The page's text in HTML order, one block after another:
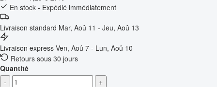
En stock - Expédié immédiatement
Livraison standard Mar, Aoû 11 - Jeu, Aoû 13
Livraison express Ven, Aoû 7 - Lun, Aoû 10
Retours sous 30 jours
Quantité
-
+